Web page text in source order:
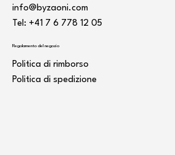
info@byzaoni.com
Tel: +41 7 6 778 12 05
Regolamento del negozio
Politica di rimborso
Politica di spedizione